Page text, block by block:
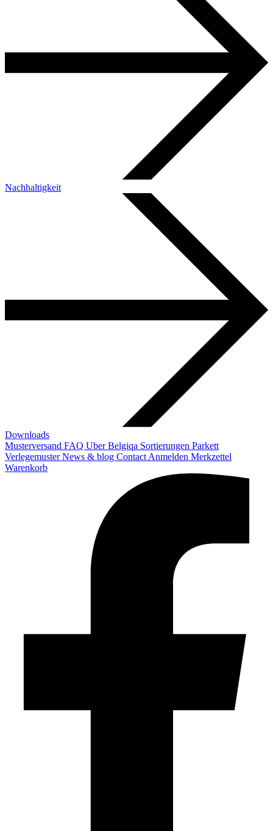
Nachhaltigkeit
Downloads
Musterversand FAQ Uber Belgiqa Sortierungen Parkett
VerlegemusterNews & blog Contact Anmelden Merkzettel
Warenkorb